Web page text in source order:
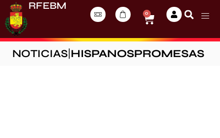
RFEBM
0
NOTICIAS HISPANOSPROMESAS